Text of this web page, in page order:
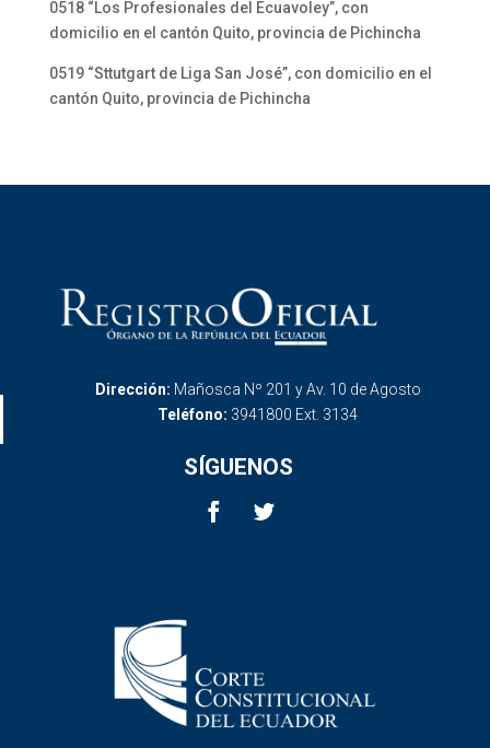
0518 “Los Profesionales del Ecuavoley”, con
domicilio en el cantón Quito, provincia de Pichincha
0519 “Sttutgart de Liga San José”, con domicilio en el
cantón Quito, provincia de Pichincha
Dirección: Mañosca Nº 201 y Av. 10 de Agosto
Teléfono: 3941800 Ext. 3134
SÍGUENOS